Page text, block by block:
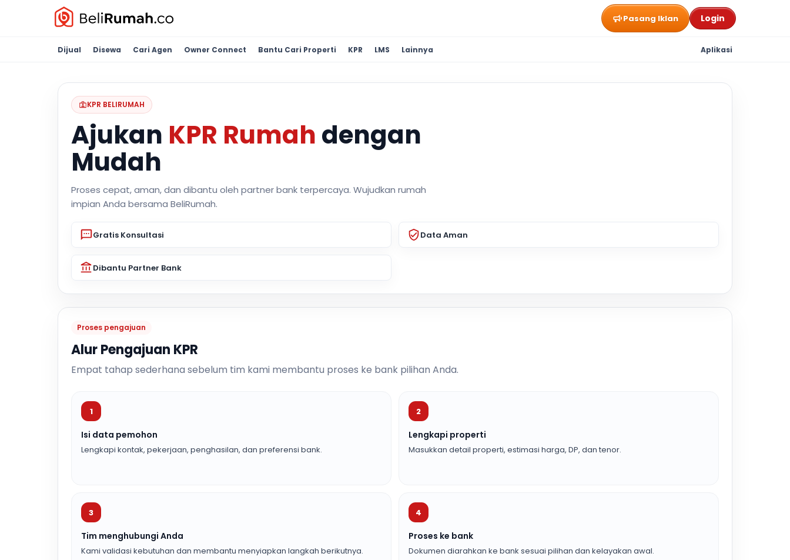
Pasang Iklan Login
Dijual Disewa Cari Agen Owner Connect Bantu Cari Properti KPR LMS Lainnya Aplikasi
KPR BELIRUMAH
Ajukan KPR Rumah dengan
Mudah
Proses cepat, aman, dan dibantu oleh partner bank terpercaya. Wujudkan rumah
impian Anda bersama BeliRumah.
Gratis Konsultasi Data Aman
Dibantu Partner Bank
Proses pengajuan
Alur Pengajuan KPR
Empat tahap sederhana sebelum tim kami membantu proses ke bank pilihan Anda.
1
Isi data pemohon
Lengkapi kontak, pekerjaan, penghasilan, dan preferensi bank.
2
Lengkapi properti
Masukkan detail properti, estimasi harga, DP, dan tenor.
3
Tim menghubungi Anda
Kami validasi kebutuhan dan membantu menyiapkan langkah berikutnya.
4
Proses ke bank
Dokumen diarahkan ke bank sesuai pilihan dan kelayakan awal.